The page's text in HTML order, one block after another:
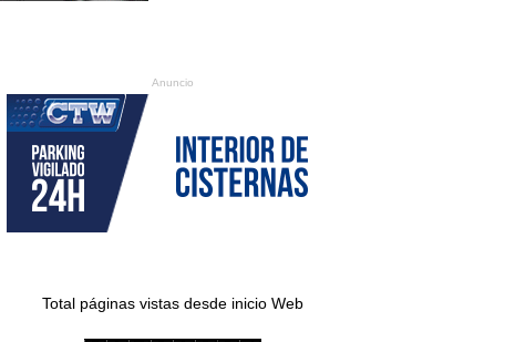
Anuncio
Total páginas vistas desde inicio Web